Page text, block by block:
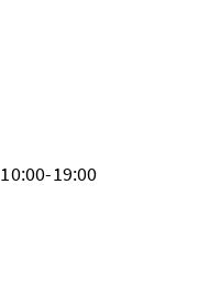
10:00-19:00